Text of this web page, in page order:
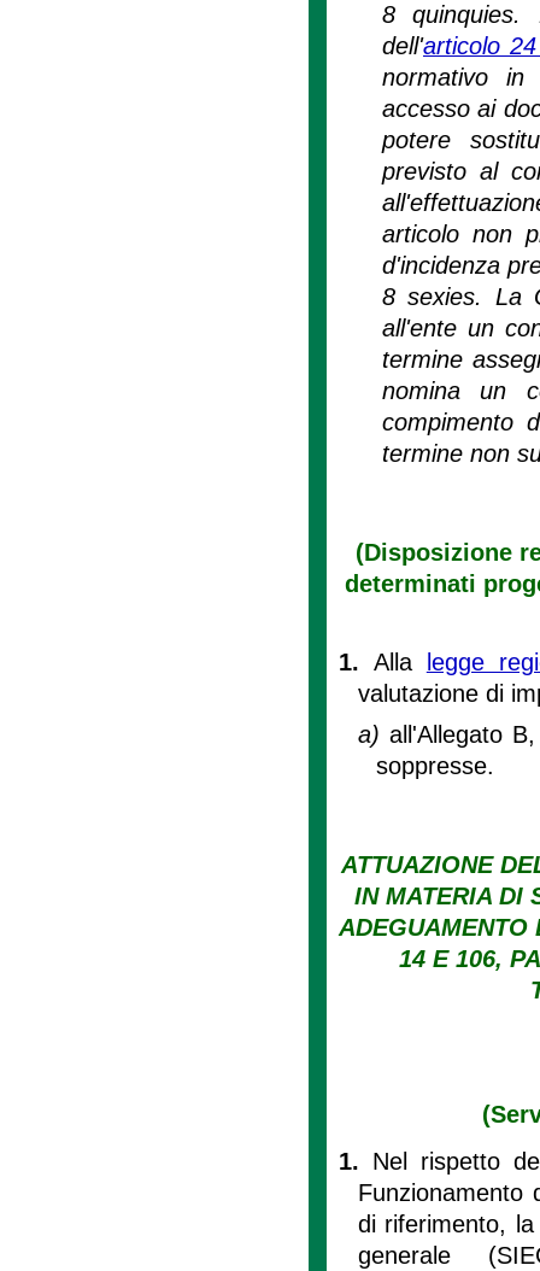
8 quinquies.
dell'articolo
normativo in
accesso ai
potere
previsto al
articolo non
d'incidenza
8 sexies. La
all'ente un
termine
nomina un
compimento
termine non
(Disposizione
determinati
1. Alla
legge
valutazione di
a) all'Allegato
soppresse.
ATTUAZIONE
IN MATERIA DI
ADEGUAMENTO
14 E 106,
1. Nel rispetto
Funzionamento
di riferimento,
generale